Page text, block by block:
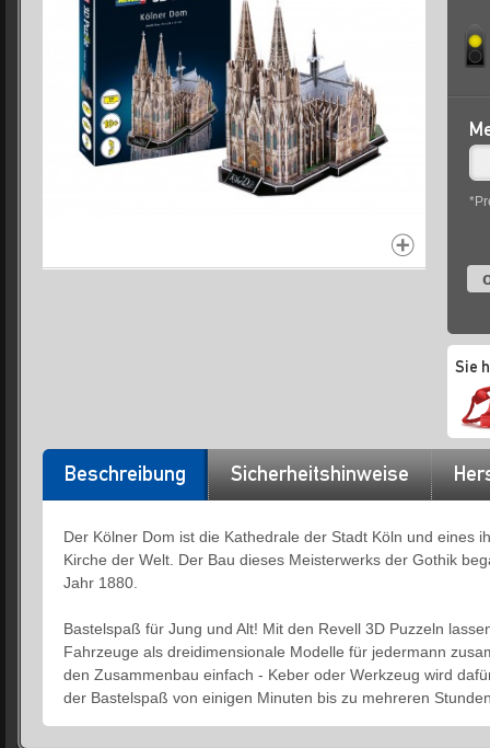
Sie
Beschreibung Sicherheitshinweise
Der Kölner Dom ist die Kathedrale der Stadt Köln und eines
Kirche der Welt. Der Bau dieses Meisterwerks der Gothik
Jahr 1880.
Bastelspaß für Jung und Alt! Mit den Revell 3D Puzzeln
Fahrzeuge als dreidimensionale Modelle für jedermann
den Zusammenbau einfach - Keber oder Werkzeug wird
der Bastelspaß von einigen Minuten bis zu mehreren